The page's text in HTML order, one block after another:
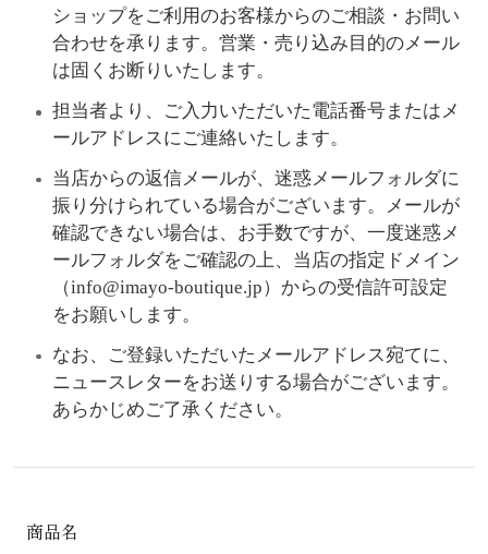
ショップをご利用のお客様からのご相談・お問い
合わせを承ります。営業・売り込み目的のメール
は固くお断りいたします。
担当者より、ご入力いただいた電話番号またはメ
ールアドレスにご連絡いたします。
当店からの返信メールが、迷惑メールフォルダに
振り分けられている場合がございます。メールが
確認できない場合は、お手数ですが、一度迷惑メ
ールフォルダをご確認の上、当店の指定ドメイン
（info@imayo-boutique.jp）からの受信許可設定
をお願いします。
なお、ご登録いただいたメールアドレス宛てに、
ニュースレターをお送りする場合がございます。
あらかじめご了承ください。
商品名